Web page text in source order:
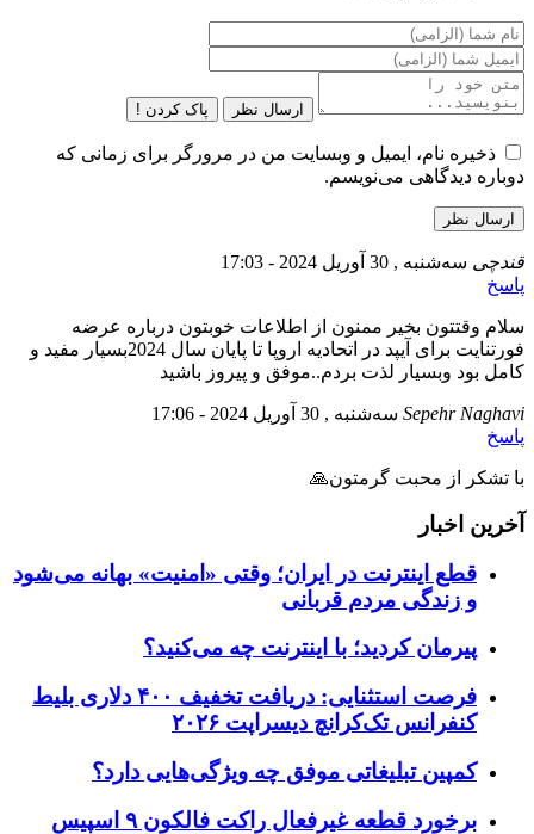
ارسال نظر پاک کردن !
ذخیره نام، ایمیل و وبسایت من در مرورگر برای زمانی که
دوباره دیدگاهی می‌نویسم.
قندچی سه‌شنبه , 30 آوریل 2024 - 17:03
پاسخ
سلام وقتتون بخیر ممنون از اطلاعات خوبتون درباره عرضه
فورتنایت برای آیپد در اتحادیه اروپا تا پایان سال 2024بسیار مفید و
کامل بود وبسیار لذت بردم..موفق و پیروز باشید
Sepehr Naghavi سه‌شنبه , 30 آوریل 2024 - 17:06
پاسخ
با تشکر از محبت گرمتون🙏
آخرین اخبار
قطع اینترنت در ایران؛ وقتی «امنیت» بهانه می‌شود
و زندگی مردم قربانی
پیرمان کردید؛ با اینترنت چه می‌کنید؟
فرصت استثنایی: دریافت تخفیف ۴۰۰ دلاری بلیط
کنفرانس تک‌کرانچ دیسراپت ۲۰۲۶
کمپین تبلیغاتی موفق چه ویژگی‌هایی دارد؟
برخورد قطعه غیرفعال راکت فالکون ۹ اسپیس